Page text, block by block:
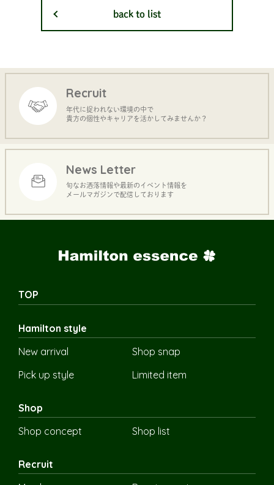
back to list
Recruit
年代に捉われない環境の中で
貴方の個性やキャリアを活かしてみませんか？
News Letter
旬なお洒落情報や最新のイベント情報を
メールマガジンで配信しております
TOP
Hamilton style
New arrival
Shop snap
Pick up style
Limited item
Shop
Shop concept
Shop list
Recruit